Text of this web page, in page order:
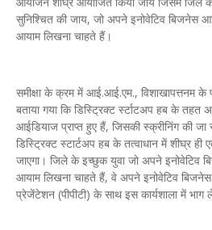
सुनिश्चित की जाय, जो अपने इनोवेटिव बिजनेस
आयाम लिखना चाहते हैं।
समीक्षा के क्रम में आई.आई.एम., विशाखापत्तनम के
बताया गया कि डिस्ट्रिक्ट र्स्टाटअप हब के तहत
आईडियाज प्राप्त हुए हैं, जिसकी स्क्रीनिंग की जा
डिस्ट्रिक्ट स्टार्टअप हब के तत्वाधान में शीघ्र ही
जाएगा। जिले के इच्छुक युवा जो अपने इनोवेटिव
आयाम लिखना चाहते हैं, वे अपने इनोवेटिव
प्रेजेंटेशन (पीपीटी) के साथ इस कार्यशाला में